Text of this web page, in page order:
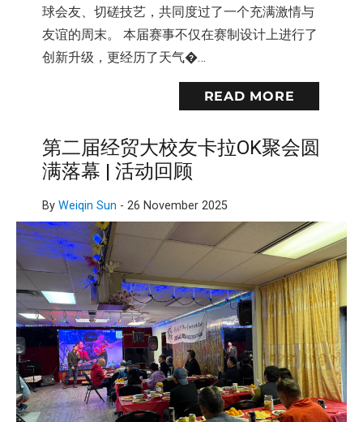
球会友、切磋技艺，共同度过了一个充满激情与
友谊的周末。 本届赛事不仅在赛制设计上进行了
创新升级，更经历了天气�…
READ MORE
第二届经贸大校友卡拉OK聚会圆
满落幕 | 活动回顾
By Weiqin Sun - 26 November 2025